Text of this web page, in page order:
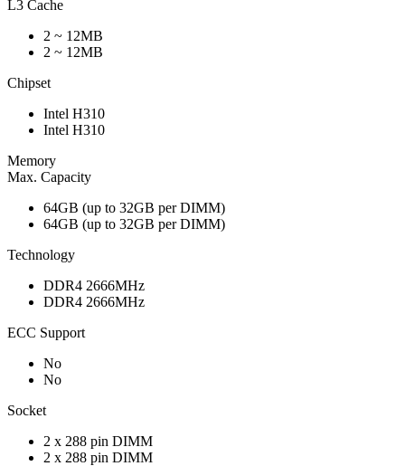
L3 Cache
2 ~ 12MB
2 ~ 12MB
Chipset
Intel H310
Intel H310
Memory
Max. Capacity
64GB (up to 32GB per DIMM)
64GB (up to 32GB per DIMM)
Technology
DDR4 2666MHz
DDR4 2666MHz
ECC Support
No
No
Socket
2 x 288 pin DIMM
2 x 288 pin DIMM